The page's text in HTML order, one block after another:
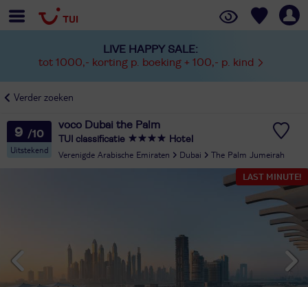
LIVE HAPPY SALE:
tot 1000,- korting p. boeking + 100,- p. kind
Verder zoeken
9
Uitstekend
voco Dubai the Palm
TUI classificatie Hotel
Verenigde Arabische Emiraten Dubai
The Palm Jumeirah
LAST MINUTE!